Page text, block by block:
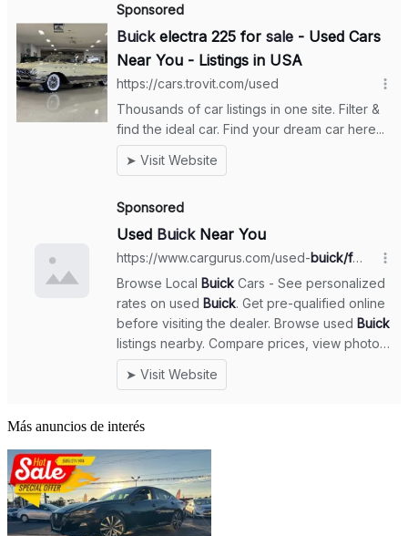
Más anuncios de interés